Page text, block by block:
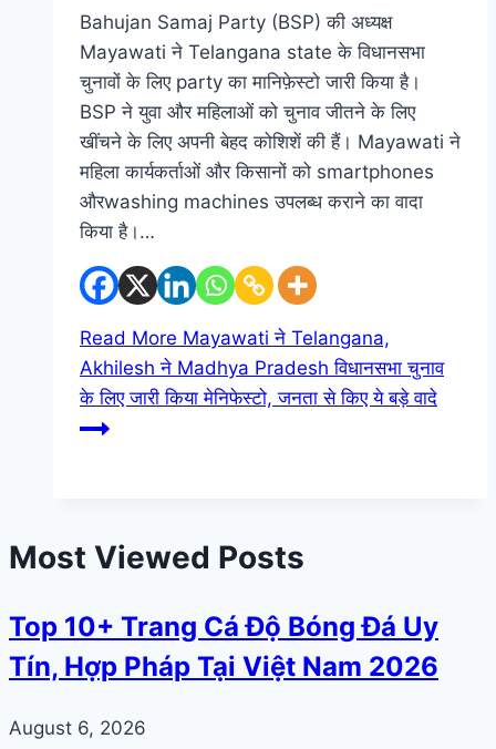
Bahujan Samaj Party (BSP) की अध्यक्ष
Mayawati ने Telangana state के विधानसभा
चुनावों के लिए party का मानिफ़ेस्टो जारी किया है।
BSP ने युवा और महिलाओं को चुनाव जीतने के लिए
खींचने के लिए अपनी बेहद कोशिशें की हैं। Mayawati ने
महिला कार्यकर्ताओं और किसानों को smartphones
औरwashing machines उपलब्ध कराने का वादा
किया है।…
Read More Mayawati ने Telangana,
Akhilesh ने Madhya Pradesh विधानसभा चुनाव
के लिए जारी किया मेनिफेस्टो, जनता से किए ये बड़े वादे
Most Viewed Posts
Top 10+ Trang Cá Độ Bóng Đá Uy
Tín, Hợp Pháp Tại Việt Nam 2026
August 6, 2026